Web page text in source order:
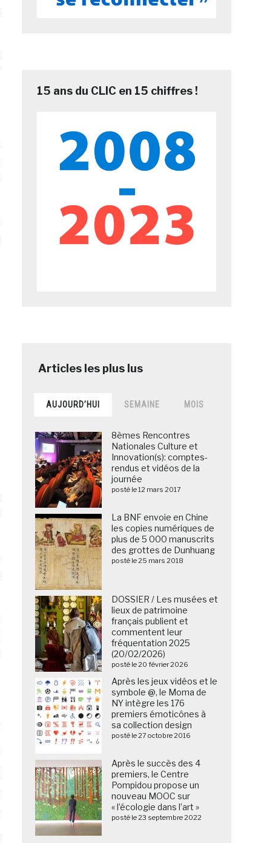
15 ans du CLIC en 15 chiffres !
AUJOURD’HUI SEMAINE MOIS
8èmes Rencontres
Nationales Culture et
Innovation(s): comptes-
rendus et vidéos de la
journée
posté le 12 mars 2017
La BNF envoie en Chine
les copies numériques de
plus de 5 000 manuscrits
des grottes de Dunhuang
posté le 25 mars 2018
DOSSIER / Les musées et
lieux de patrimoine
français publient et
commentent leur
fréquentation 2025
(20/02/2026)
posté le 20 février 2026
Après les jeux vidéos et le
symbole @, le Moma de
NY intègre les 176
premiers émoticônes à
sa collection design
posté le 27 octobre 2016
Après le succès des 4
premiers, le Centre
Pompidou propose un
nouveau MOOC sur
« l’écologie dans l’art »
posté le 23 septembre 2022